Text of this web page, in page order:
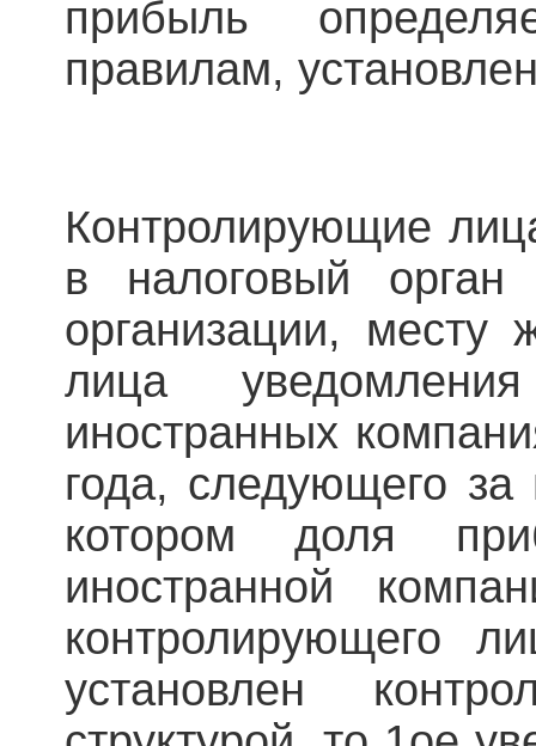
прибыль
правилам,
Контролирующие
в налоговый
организации, месту
лица
иностранных
года, следующего
котором доля
иностранной
контролирующего
установлен